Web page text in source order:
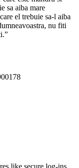
sa aiba mare
el trebuie sa-l aiba
nu fiti
like secure log-ins